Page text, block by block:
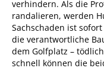
verhindern. Als die
randalieren, werden
Sachschaden ist
die verantwortliche
dem Golfplatz –
schnell können die